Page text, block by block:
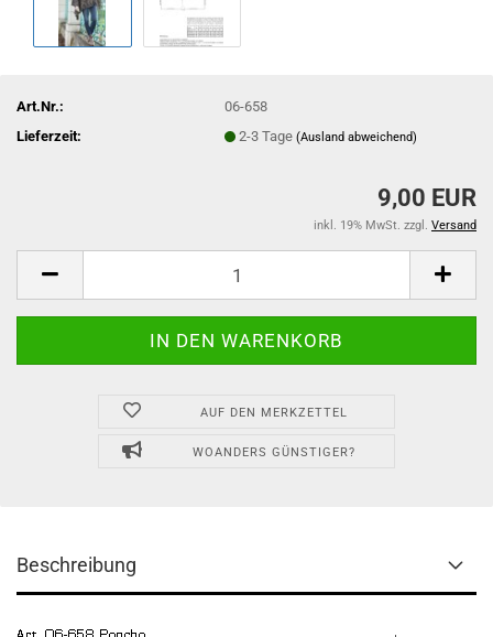
Art.Nr.:
06-658
Lieferzeit:
2-3 Tage(Ausland abweichend)
9,00 EUR
inkl. 19% MwSt. zzgl. Versand
AUF DEN MERKZETTEL
WOANDERS GÜNSTIGER?
Beschreibung